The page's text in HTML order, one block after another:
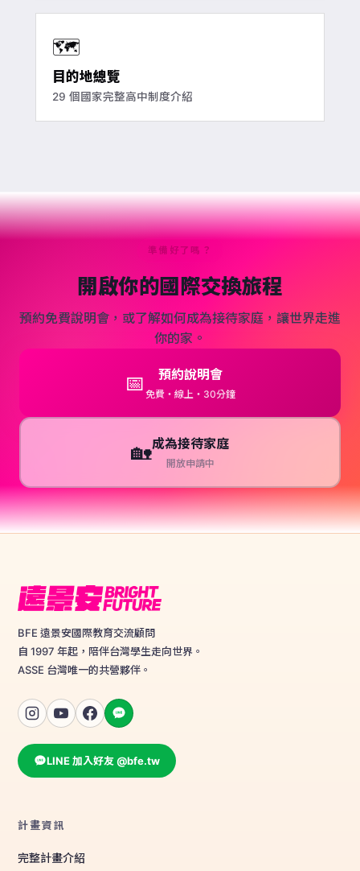
🗺️
目的地總覽
29 個國家完整高中制度介紹
準備好了嗎？
開啟你的國際交換旅程
預約免費說明會，或了解如何成為接待家庭，讓世界走進
你的家。
📅 預約說明會
免費・線上・30分鐘
🏡成為接待家庭
開放申請中
BFE 遠景安國際教育交流顧問
自 1997 年起，陪伴台灣學生走向世界。
ASSE 台灣唯一的共營夥伴。
LINE 加入好友 @bfe.tw
計畫資訊
完整計畫介紹